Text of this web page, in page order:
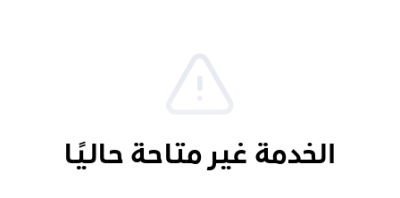
الخدمة غير متاحة حاليًا